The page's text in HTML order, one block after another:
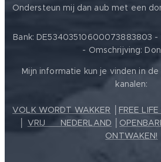
Ondersteun mij dan aub met een
Bank: DE53403510600073883803 -
- Omschrijving:
Mijn informatie kun je vinden in
kanalen:
VOLK WORDT WAKKER FREE
VRIJ ❤️ NEDERLAND
ONTWAKEN!